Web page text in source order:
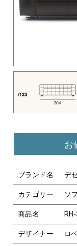
お
ブランド名 デ
カテゴリー ソ
商品名
デザイナー ロ